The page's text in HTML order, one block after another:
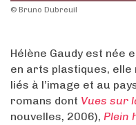
© Bruno Dubreuil
Hélène Gaudy est née
en arts plastiques,
liés à l’image et au
romans dont Vues sur
nouvelles, 2006), Plein